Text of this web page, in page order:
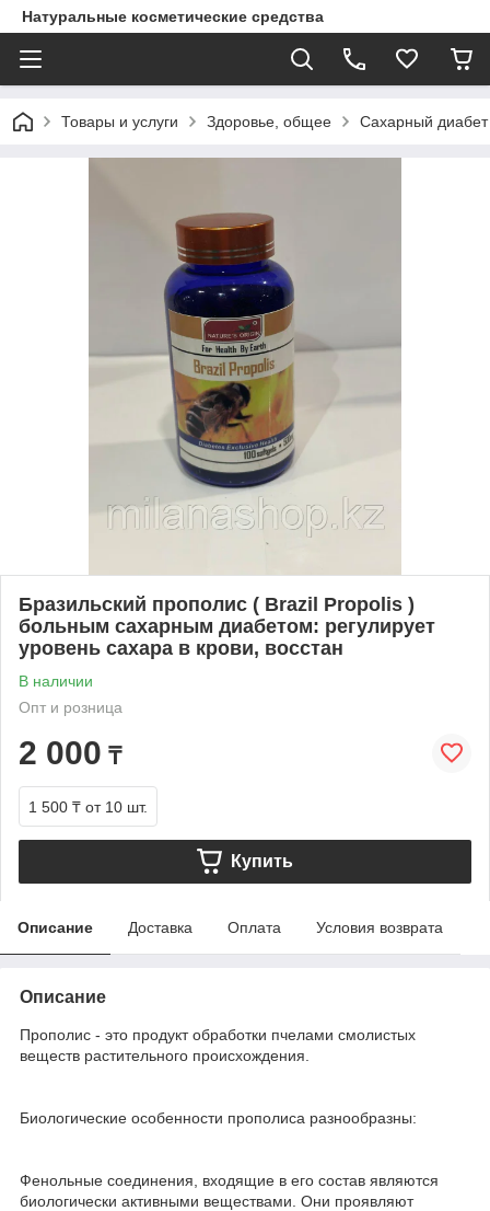
Натуральные косметические средства
Товары и услуги Здоровье, общее Сахарный диабет
Бразильский прополис ( Brazil Propolis )
больным сахарным диабетом: регулирует
уровень сахара в крови, восстан
В наличии
Опт и розница
2 000 ₸
1 500 ₸ от 10 шт.
Купить
Описание Доставка Оплата Условия возврата
Описание
Прополис - это продукт обработки пчелами смолистых
веществ растительного происхождения.
Биологические особенности прополиса разнообразны:
Фенольные соединения, входящие в его состав являются
биологически активными веществами. Они проявляют